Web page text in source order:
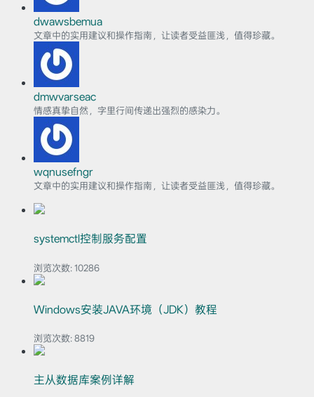
dwawsbemua
文章中的实用建议和操作指南，让读者受益匪浅，值得珍藏。
dmwvarseac
情感真挚自然，字里行间传递出强烈的感染力。
wqnusefngr
文章中的实用建议和操作指南，让读者受益匪浅，值得珍藏。
systemctl控制服务配置
浏览次数: 10286
Windows安装JAVA环境（JDK）教程
浏览次数: 8819
主从数据库案例详解